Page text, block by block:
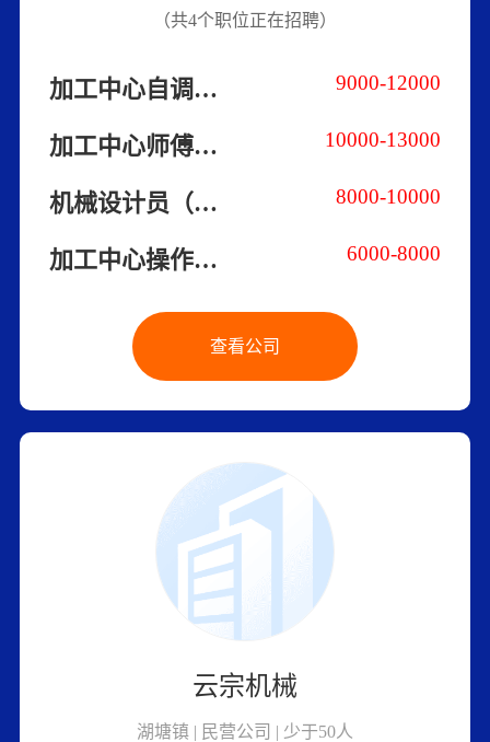
（共4个职位正在招聘）
9000-12000
加工中心自调自操
10000-13000
加工中心师傅（欢迎有经验者投递）
8000-10000
机械设计员（长白班）
6000-8000
加工中心操作工（纯操作）
查看公司
云宗机械
湖塘镇 | 民营公司 | 少于50人